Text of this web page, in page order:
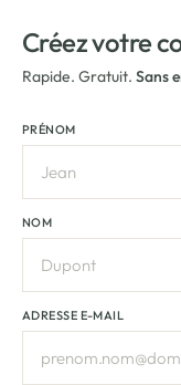
Créez votre
Rapide. Gratuit. Sans
PRÉNOM
NOM
ADRESSE E-MAIL